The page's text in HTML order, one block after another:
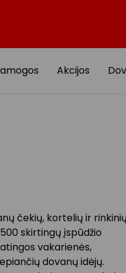
Akcijos
čekių, kortelių ir rinkinių
skirtingų įspūdžio
vakarienės,
dovanų idėjų.